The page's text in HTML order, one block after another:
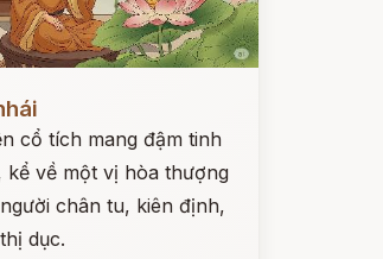
cổ tích mang đậm tinh
kể về một vị hòa thượng
chân tu, kiên định,
dục.